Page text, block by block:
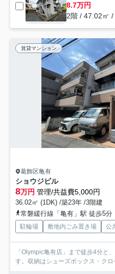
8.7万円
2階 / 47.02㎡ /
賃貸マンション
葛飾区亀有
ショウジビル
8万円 管理/共益費5,000円
36.02㎡ (1DK) /築23年 /3階建
常磐緩行線「亀有」駅 徒歩5分
駐輪場 敷地内ごみ置き場 公
「Olympic亀有店」まで徒歩4分と
す。収納はシューズボックス・ク